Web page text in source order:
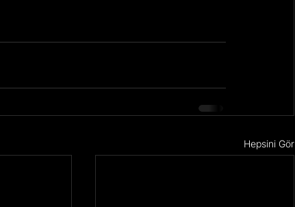
Hepsini Gör